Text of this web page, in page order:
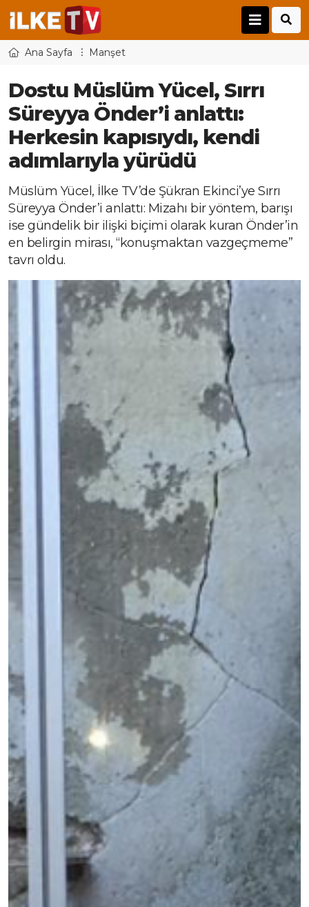
Ana Sayfa Manşet
Dostu Müslüm Yücel, Sırrı
Süreyya Önder’i anlattı:
Herkesin kapısıydı, kendi
adımlarıyla yürüdü
Müslüm Yücel, İlke TV’de Şükran Ekinci’ye Sırrı
Süreyya Önder’i anlattı: Mizahı bir yöntem, barışı
ise gündelik bir ilişki biçimi olarak kuran Önder’in
en belirgin mirası, “konuşmaktan vazgeçmeme”
tavrı oldu.